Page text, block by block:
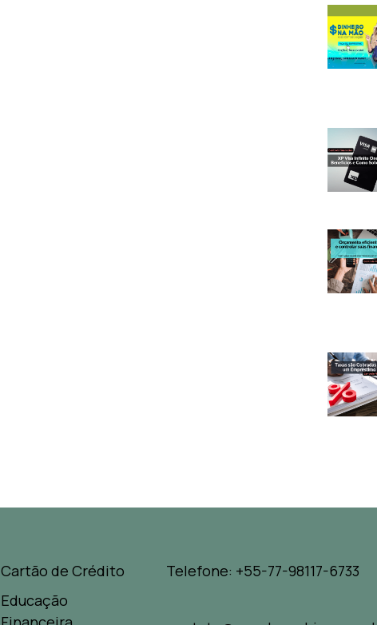
Cartão de Crédito
Educação
Telefone: +55-77-98117-6733